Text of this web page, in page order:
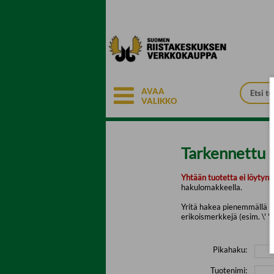
AVAA
VALIKKO
Tarkennettu
Yhtään tuotetta ei löytynyt.
hakulomakkeella.
Yritä hakea pienemmällä
erikoismerkkejä (esim. \' "
Pikahaku:
Tuotenimi: